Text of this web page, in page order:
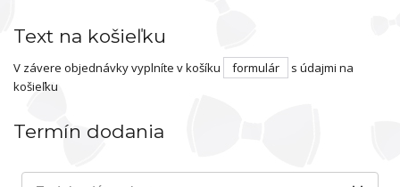
Text na košieľku
V závere objednávky vyplníte v košíku formulár
s údajmi na
košieľku
Termín dodania